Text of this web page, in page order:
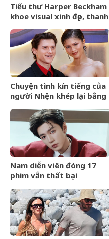
Tiểu thư Harper Beckham
khoe visual xinh đẹp, thanh
thuyền triệu đô, đọ sắc
cùng mẹ
Chuyện tình kín tiếng của
người Nhện khép lại bằng
Nam diễn viên đóng 17
phim vẫn thất bại